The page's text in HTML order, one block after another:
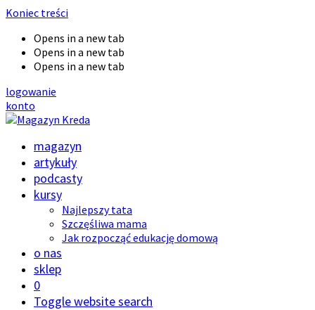
Koniec treści
Opens in a new tab
Opens in a new tab
Opens in a new tab
logowanie
konto
magazyn
artykuły
podcasty
kursy
Najlepszy tata
Szczęśliwa mama
Jak rozpocząć edukację domową
o nas
sklep
0
Toggle website search